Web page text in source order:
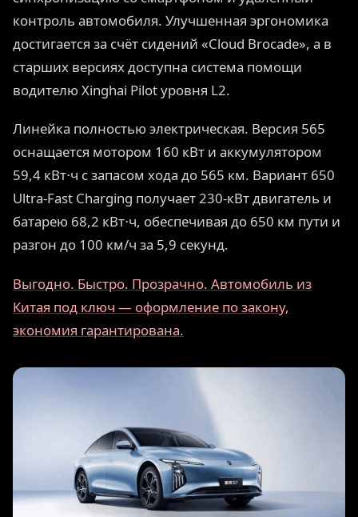
контроль автомобиля. Улучшенная эргономика
достигается за счёт сидений «Cloud Brocade», а в
старших версиях доступна система помощи
водителю Xinghai Pilot уровня L2.
Линейка полностью электрическая. Версия 565
оснащается мотором 160 кВт и аккумулятором
59,4 кВт⋅ч с запасом хода до 565 км. Вариант 650
Ultra-Fast Charging получает 230-кВт двигатель и
батарею 68,2 кВт⋅ч, обеспечивая до 650 км пути и
разгон до 100 км/ч за 5,9 секунд.
Выгодно. Быстро. Прозрачно. Автомобиль из
Китая под ключ — оформление по закону,
экономия гарантирована.